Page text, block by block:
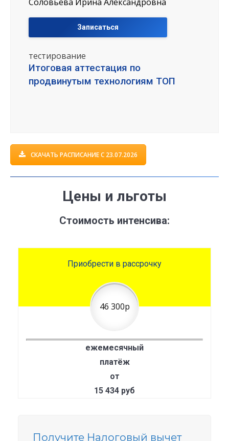
Записаться
тестирование
Итоговая аттестация по
продвинутым технологиям ТОП
СКАЧАТЬ РАСПИСАНИЕ С 23.07.2026
Цены и льготы
Стоимость интенсива:
Приобрести в рассрочку
46 300р
ежемесячный
платёж
от
15 434 руб
Получите Налоговый вычет